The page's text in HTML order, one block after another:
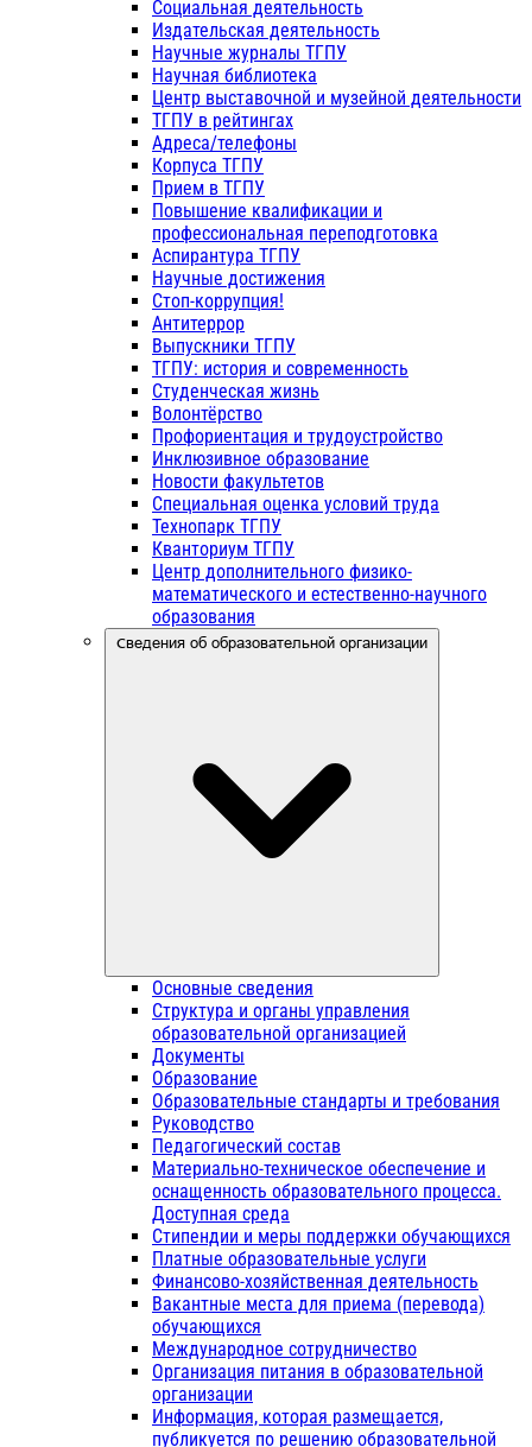
Социальная деятельность
Издательская деятельность
Научные журналы ТГПУ
Научная библиотека
Центр выставочной и музейной деятельности
ТГПУ в рейтингах
Адреса/телефоны
Корпуса ТГПУ
Прием в ТГПУ
Повышение квалификации и
профессиональная переподготовка
Аспирантура ТГПУ
Научные достижения
Стоп-коррупция!
Антитеррор
Выпускники ТГПУ
ТГПУ: история и современность
Студенческая жизнь
Волонтёрство
Профориентация и трудоустройство
Инклюзивное образование
Новости факультетов
Специальная оценка условий труда
Технопарк ТГПУ
Кванториум ТГПУ
Центр дополнительного физико-
математического и естественно-научного
образования
Сведения об образовательной организации
Основные сведения
Структура и органы управления
образовательной организацией
Документы
Образование
Образовательные стандарты и требования
Руководство
Педагогический состав
Материально-техническое обеспечение и
оснащенность образовательного процесса.
Доступная среда
Стипендии и меры поддержки обучающихся
Платные образовательные услуги
Финансово-хозяйственная деятельность
Вакантные места для приема (перевода)
обучающихся
Международное сотрудничество
Организация питания в образовательной
организации
Информация, которая размещается,
публикуется по решению образовательной